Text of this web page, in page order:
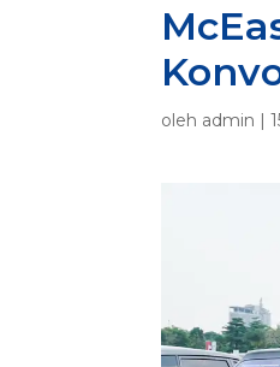
oleh admin |